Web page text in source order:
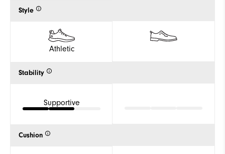
Style
Athletic
Stability
Supportive
Cushion